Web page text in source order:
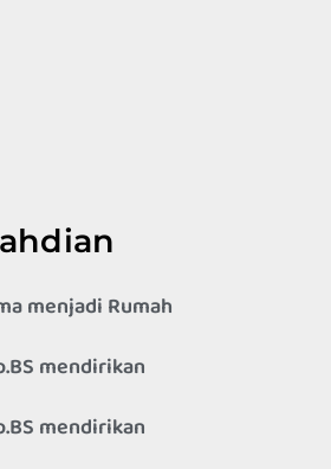
menjadi Rumah
mendirikan
mendirikan